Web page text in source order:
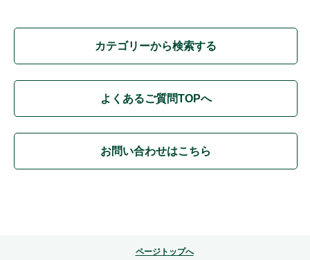
カテゴリーから検索する
よくあるご質問TOPへ
お問い合わせはこちら
ページトップへ